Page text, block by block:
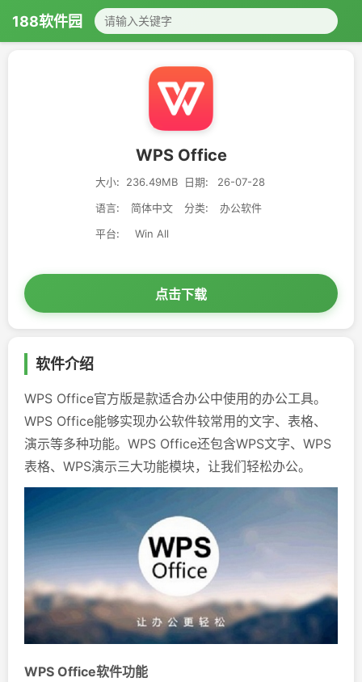
188软件园
WPS Office
大小: 236.49MB 日期:
26-07-28
语言:
简体中文 分类:
办公软件
平台:
Win All
点击下载
软件介绍
WPS Office官方版是款适合办公中使用的办公工具。
WPS Office能够实现办公软件较常用的文字、表格、
演示等多种功能。WPS Office还包含WPS文字、WPS
表格、WPS演示三大功能模块，让我们轻松办公。
WPS Office软件功能